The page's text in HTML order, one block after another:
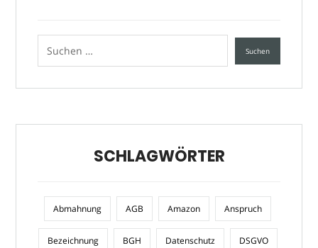
SCHLAGWÖRTER
Abmahnung AGB Amazon Anspruch
Bezeichnung BGH Datenschutz DSGVO